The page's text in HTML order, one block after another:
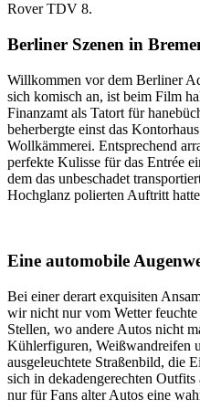
Rover TDV 8.
Berliner Szenen in
Willkommen vor dem Berliner
sich komisch an, ist beim Film
Finanzamt als Tatort für
beherbergte einst das
Wollkämmerei. Entsprechend
perfekte Kulisse für das Entrée
dem das unbeschadet
Hochglanz polierten Auftritt
Eine automobile
Bei einer derart exquisiten
wir nicht nur vom Wetter
Stellen, wo andere Autos nicht
Kühlerfiguren, Weißwandreifen
ausgeleuchtete Straßenbild, die
sich in dekadengerechten
nur für Fans alter Autos eine